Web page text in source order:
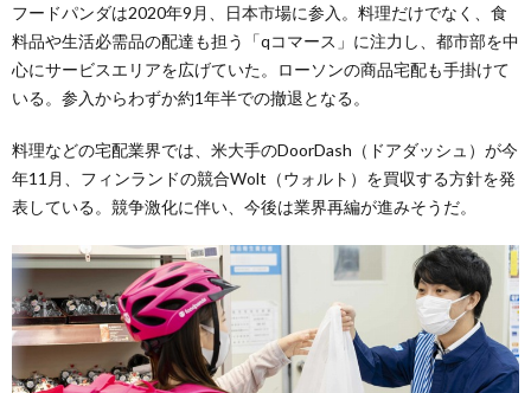
フードパンダは2020年9月、日本市場に参入。料理だけでなく、食
料品や生活必需品の配達も担う「qコマース」に注力し、都市部を中
心にサービスエリアを広げていた。ローソンの商品宅配も手掛けて
いる。参入からわずか約1年半での撤退となる。
料理などの宅配業界では、米大手のDoorDash（ドアダッシュ）が今
年11月、フィンランドの競合Wolt（ウォルト）を買収する方針を発
表している。競争激化に伴い、今後は業界再編が進みそうだ。